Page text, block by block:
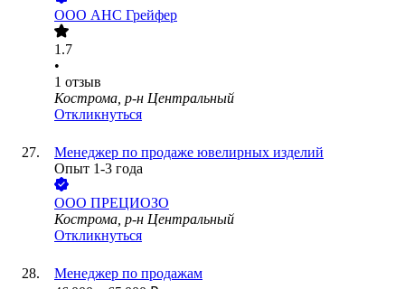
ООО АНС Грейфер
1.7
•
1 отзыв
Кострома, р-н Центральный
Откликнуться
Менеджер по продаже ювелирных изделий
Опыт 1-3 года
ООО ПРЕЦИОЗО
Кострома, р-н Центральный
Откликнуться
Менеджер по продажам